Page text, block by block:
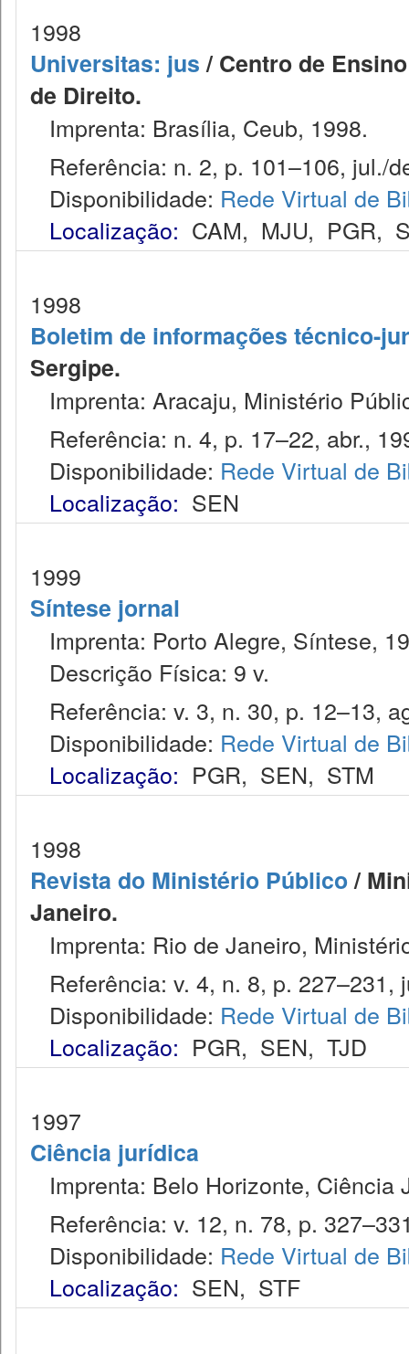
1998
Universitas: jus/ Centro de
de Direito.
Imprenta: Brasília, Ceub, 1998.
Referência: n. 2, p. 101–106, jul./
Disponibilidade: Rede Virtual de
Localização: CAM, MJU, PGR,
1998
Boletim de informações técnico-
Sergipe.
Imprenta: Aracaju, Ministério
Referência: n. 4, p. 17–22, abr.,
Disponibilidade: Rede Virtual de
Localização: SEN
1999
Síntese jornal
Imprenta: Porto Alegre, Síntese,
Descrição Física: 9 v.
Referência: v. 3, n. 30, p. 12–13,
Disponibilidade: Rede Virtual de
Localização: PGR, SEN, STM
1998
Revista do Ministério Público/
Janeiro.
Imprenta: Rio de Janeiro,
Referência: v. 4, n. 8, p. 227–231,
Disponibilidade: Rede Virtual de
Localização: PGR, SEN, TJD
1997
Ciência jurídica
Imprenta: Belo Horizonte, Ciência
Referência: v. 12, n. 78, p.
Disponibilidade: Rede Virtual de
Localização: SEN, STF